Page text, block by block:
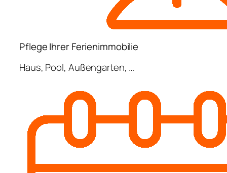
Pflege Ihrer Ferienimmobilie
Haus, Pool, Außengarten, …